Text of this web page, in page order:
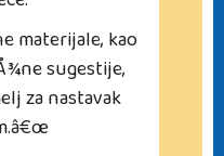
materijale, kao
sugestije,
za nastavak